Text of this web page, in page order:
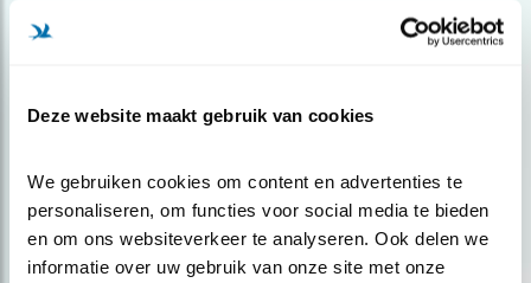
Deze website maakt gebruik van cookies
We gebruiken cookies om content en advertenties te
personaliseren, om functies voor social media te bieden
en om ons websiteverkeer te analyseren. Ook delen we
informatie over uw gebruik van onze site met onze
Meld je aan en ontvang nieuws, inspiratie, acties en tips
over vogels en activiteiten van Vogelbescherming.